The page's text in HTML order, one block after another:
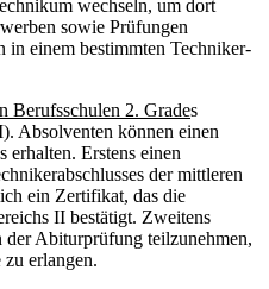
wechseln, um dort
sowie Prüfungen
in einem bestimmten Techniker-
Berufsschulen 2. Grades
Absolventen können einen
erhalten. Erstens einen
der mittleren
ein Zertifikat, das die
II bestätigt. Zweitens
Abiturprüfung teilzunehmen,
erlangen.